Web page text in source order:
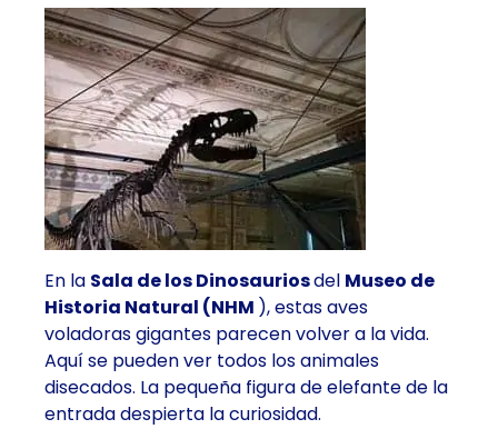
En la Sala de los Dinosauriosdel Museo de
Historia Natural (NHM ), estas aves
voladoras gigantes parecen volver a la vida.
Aquí se pueden ver todos los animales
disecados. La pequeña figura de elefante de la
entrada despierta la curiosidad.